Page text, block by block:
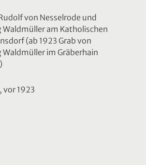
von Nesselrode und
Waldmüller am Katholischen
(ab 1923 Grab von
Waldmüller im Gräberhain
, vor 1923